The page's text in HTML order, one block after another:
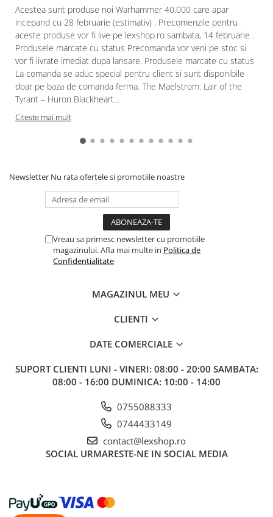
Starter Sets
Books and Codex
Accesorii
Figurine
Star Wars figurine
Friday The 13th
Marvel Univers
FUNKO POP!
One Piece
Dragon Ball
Transformers
Alte RPG
LEGO
Acestea sunt produse noi Warhammer 40,000 care apar
incepand cu 28 februarie (estimativ) . Precomenzile pentru
aceste produse vor fi live pe lexshop.ro sambata, 14 februarie .
Produsele marcate cu status Precomanda vor veni pe stoc si
vor fi livrate imediat dupa lansare. Produsele marcate cu status
La comanda se aduc special pentru client si sunt disponibile
doar pe baza de comanda ferma. The Maelstrom: Lair of the
Tyrant – Huron Blackheart...
Citeste mai mult
Newsletter Nu rata ofertele si promotiile noastre
Vreau sa primesc newsletter cu promotiile
magazinului. Afla mai multe in Politica de
Confidentialitate
MAGAZINUL MEU
CLIENTI
DATE COMERCIALE
SUPORT CLIENTI LUNI - VINERI: 08:00 - 20:00 SAMBATA:
08:00 - 16:00 DUMINICA: 10:00 - 14:00
0755088333
0744433149
contact@lexshop.ro
SOCIAL URMARESTE-NE IN SOCIAL MEDIA